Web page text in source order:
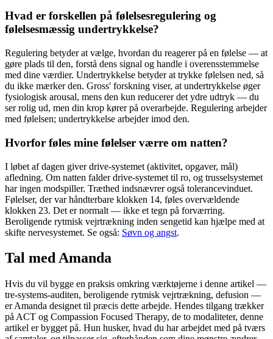
Hvad er forskellen på følelsesregulering og
følelsesmæssig undertrykkelse?
Regulering betyder at vælge, hvordan du reagerer på en følelse — at
gøre plads til den, forstå dens signal og handle i overensstemmelse
med dine værdier. Undertrykkelse betyder at trykke følelsen ned, så
du ikke mærker den. Gross' forskning viser, at undertrykkelse øger
fysiologisk arousal, mens den kun reducerer det ydre udtryk — du
ser rolig ud, men din krop kører på overarbejde. Regulering arbejder
med følelsen; undertrykkelse arbejder imod den.
Hvorfor føles mine følelser værre om natten?
I løbet af dagen giver drive-systemet (aktivitet, opgaver, mål)
afledning. Om natten falder drive-systemet til ro, og trusselsystemet
har ingen modspiller. Træthed indsnævrer også tolerancevinduet.
Følelser, der var håndterbare klokken 14, føles overvældende
klokken 23. Det er normalt — ikke et tegn på forværring.
Beroligende rytmisk vejrtrækning inden sengetid kan hjælpe med at
skifte nervesystemet. Se også: Søvn og angst.
Tal med Amanda
Hvis du vil bygge en praksis omkring værktøjerne i denne artikel —
tre-systems-auditen, beroligende rytmisk vejrtrækning, defusion —
er Amanda designet til præcis dette arbejde. Hendes tilgang trækker
på ACT og Compassion Focused Therapy, de to modaliteter, denne
artikel er bygget på. Hun husker, hvad du har arbejdet med på tværs